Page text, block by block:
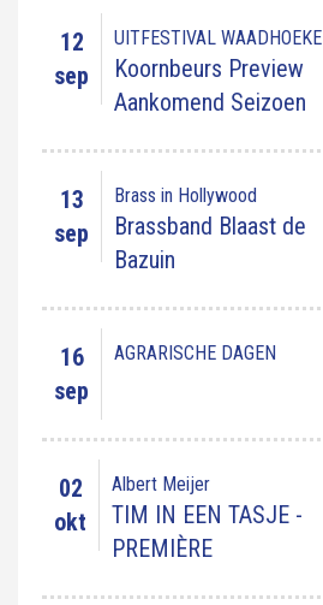
12
sep
UITFESTIVAL WAADHOEKE
Koornbeurs Preview
Aankomend Seizoen
13
sep
Brass in Hollywood
Brassband Blaast de
Bazuin
16
sep
AGRARISCHE DAGEN
02
okt
Albert Meijer
TIM IN EEN TASJE -
PREMIÈRE